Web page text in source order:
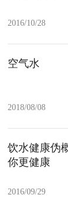
2016/10/28
空气水
2018/08/08
饮水健康伪
你更健康
2016/09/29